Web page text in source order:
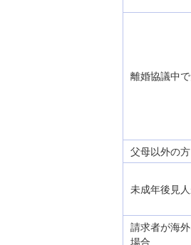
離婚協議中
父母以外の
未成年後見
請求者が海
場合